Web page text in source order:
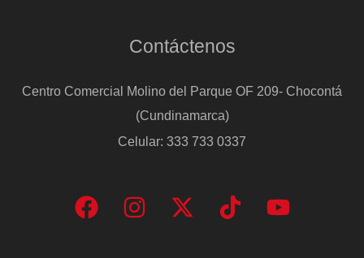
Contáctenos
Centro Comercial Molino del Parque OF 209- Chocontá
(Cundinamarca)
Celular: 333 733 0337